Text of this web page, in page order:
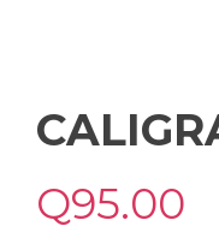
Q95.00